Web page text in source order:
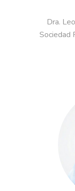
Dra.
Sociedad